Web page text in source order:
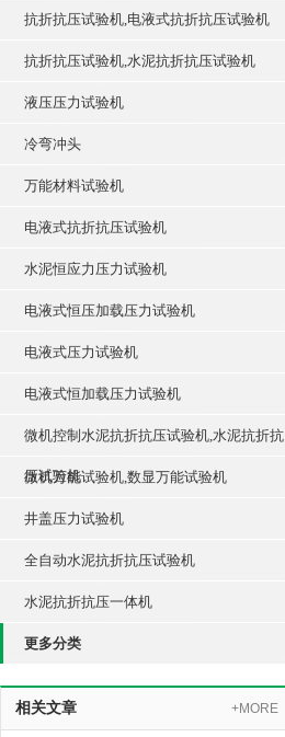
抗折抗压试验机,电液式抗折抗压试验机
抗折抗压试验机,水泥抗折抗压试验机
液压压力试验机
冷弯冲头
万能材料试验机
电液式抗折抗压试验机
水泥恒应力压力试验机
电液式恒压加载压力试验机
电液式压力试验机
电液式恒加载压力试验机
微机控制水泥抗折抗压试验机,水泥抗折抗
压试验机
微机万能试验机,数显万能试验机
井盖压力试验机
全自动水泥抗折抗压试验机
水泥抗折抗压一体机
更多分类
相关文章 +MORE